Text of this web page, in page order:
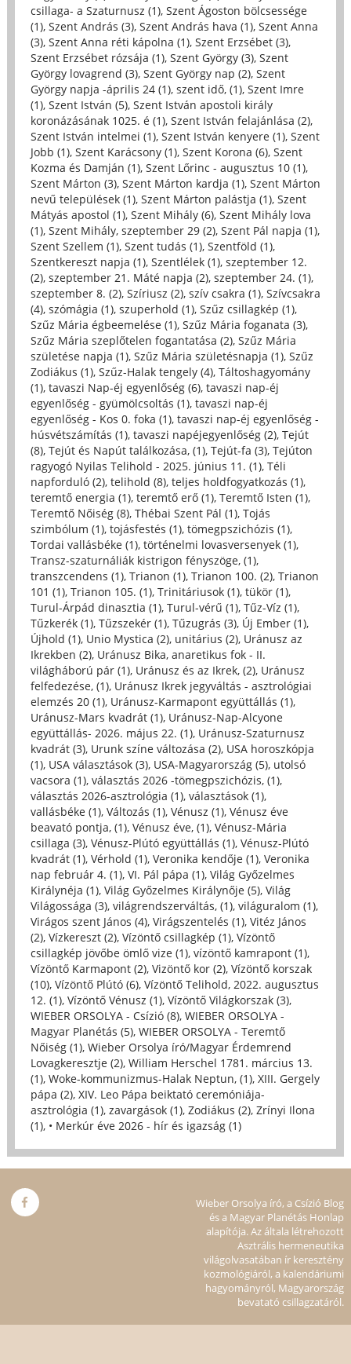
csillaga- a Szaturnusz (1), Szent Ágoston bölcsessége
(1), Szent András (3), Szent András hava (1), Szent Anna
(3), Szent Anna réti kápolna (1), Szent Erzsébet (3),
Szent Erzsébet rózsája (1), Szent György (3), Szent
György lovagrend (3), Szent György nap (2), Szent
György napja -április 24 (1), szent idő, (1), Szent Imre
(1), Szent István (5), Szent István apostoli király
koronázásának 1025. é (1), Szent István felajánlása (2),
Szent István intelmei (1), Szent István kenyere (1), Szent
Jobb (1), Szent Karácsony (1), Szent Korona (6), Szent
Kozma és Damján (1), Szent Lőrinc - augusztus 10 (1),
Szent Márton (3), Szent Márton kardja (1), Szent Márton
nevű települések (1), Szent Márton palástja (1), Szent
Mátyás apostol (1), Szent Mihály (6), Szent Mihály lova
(1), Szent Mihály, szeptember 29 (2), Szent Pál napja (1),
Szent Szellem (1), Szent tudás (1), Szentföld (1),
Szentkereszt napja (1), Szentlélek (1), szeptember 12.
(2), szeptember 21. Máté napja (2), szeptember 24. (1),
szeptember 8. (2), Szíriusz (2), szív csakra (1), Szívcsakra
(4), szómágia (1), szuperhold (1), Szűz csillagkép (1),
Szűz Mária égbeemelése (1), Szűz Mária foganata (3),
Szűz Mária szeplőtelen fogantatása (2), Szűz Mária
születése napja (1), Szűz Mária születésnapja (1), Szűz
Zodiákus (1), Szűz-Halak tengely (4), Táltoshagyomány
(1), tavaszi Nap-éj egyenlőség (6), tavaszi nap-éj
egyenlőség - gyümölcsoltás (1), tavaszi nap-éj
egyenlőség - Kos 0. foka (1), tavaszi nap-éj egyenlőség -
húsvétszámítás (1), tavaszi napéjegyenlőség (2), Tejút
(8), Tejút és Napút találkozása, (1), Tejút-fa (3), Tejúton
ragyogó Nyilas Telihold - 2025. június 11. (1), Téli
napforduló (2), telihold (8), teljes holdfogyatkozás (1),
teremtő energia (1), teremtő erő (1), Teremtő Isten (1),
Teremtő Nőiség (8), Thébai Szent Pál (1), Tojás
szimbólum (1), tojásfestés (1), tömegpszichózis (1),
Tordai vallásbéke (1), történelmi lovasversenyek (1),
Transz-szaturnáliák kistrigon fényszöge, (1),
transzcendens (1), Trianon (1), Trianon 100. (2), Trianon
101 (1), Trianon 105. (1), Trinitáriusok (1), tükör (1),
Turul-Árpád dinasztia (1), Turul-vérű (1), Tűz-Víz (1),
Tűzkerék (1), Tűzszekér (1), Tűzugrás (3), Új Ember (1),
Újhold (1), Unio Mystica (2), unitárius (2), Uránusz az
Ikrekben (2), Uránusz Bika, anaretikus fok - II.
világháború pár (1), Uránusz és az Ikrek, (2), Uránusz
felfedezése, (1), Uránusz Ikrek jegyváltás - asztrológiai
elemzés 20 (1), Uránusz-Karmapont együttállás (1),
Uránusz-Mars kvadrát (1), Uránusz-Nap-Alcyone
együttállás- 2026. május 22. (1), Uránusz-Szaturnusz
kvadrát (3), Urunk színe változása (2), USA horoszkópja
(1), USA választások (3), USA-Magyarország (5), utolsó
vacsora (1), választás 2026 -tömegpszichózis, (1),
választás 2026-asztrológia (1), választások (1),
vallásbéke (1), Változás (1), Vénusz (1), Vénusz éve
beavató pontja, (1), Vénusz éve, (1), Vénusz-Mária
csillaga (3), Vénusz-Plútó együttállás (1), Vénusz-Plútó
kvadrát (1), Vérhold (1), Veronika kendője (1), Veronika
nap február 4. (1), VI. Pál pápa (1), Világ Győzelmes
Királynéja (1), Világ Győzelmes Királynője (5), Világ
Világossága (3), világrendszerváltás, (1), világuralom (1),
Virágos szent János (4), Virágszentelés (1), Vitéz János
(2), Vízkereszt (2), Vízöntő csillagkép (1), Vízöntő
csillagkép jövőbe ömlő vize (1), vízöntő kamrapont (1),
Vízöntő Karmapont (2), Vizöntő kor (2), Vízöntő korszak
(10), Vízöntő Plútó (6), Vízöntő Telihold, 2022. augusztus
12. (1), Vízöntő Vénusz (1), Vízöntő Világkorszak (3),
WIEBER ORSOLYA - Csízió (8), WIEBER ORSOLYA -
Magyar Planétás (5), WIEBER ORSOLYA - Teremtő
Nőiség (1), Wieber Orsolya író/Magyar Érdemrend
Lovagkeresztje (2), William Herschel 1781. március 13.
(1), Woke-kommunizmus-Halak Neptun, (1), XIII. Gergely
pápa (2), XIV. Leo Pápa beiktató ceremóniája-
asztrológia (1), zavargások (1), Zodiákus (2), Zrínyi Ilona
(1), • Merkúr éve 2026 - hír és igazság (1)
Wieber Orsolya író, a Csízió Blog
és a Magyar Planétás Honlap
alapítója. Az általa létrehozott
Asztrális hermeneutika
világolvasatában ír keresztény
kozmológiáról, a kalendáriumi
hagyományról, Magyarország
bevatató csillagzatáról.